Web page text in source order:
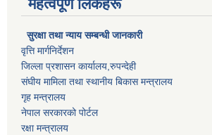
महत्वपूर्ण लिंकहरू
सुरक्षा तथा न्याय सम्बन्धी जानकारी
वृत्ति मार्गनिर्देशन
जिल्ला प्रशासन कार्यालय,रुपन्देही
संघीय मामिला तथा स्थानीय बिकास मन्त्रालय
गृह मन्त्रालय
नेपाल सरकारको पोर्टल
रक्षा मन्त्रालय